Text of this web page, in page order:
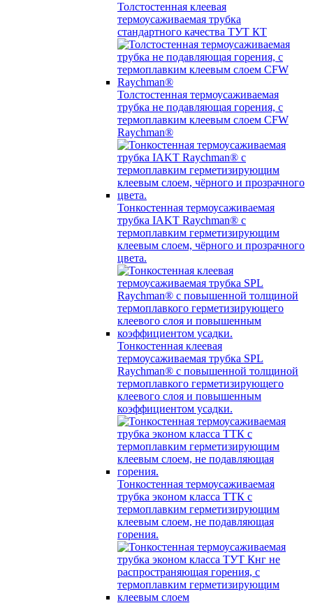
Толстостенная клеевая
термоусаживаемая трубка
стандартного качества ТУТ КТ
Толстостенная термоусаживаемая
трубка не подавляющая горения, с
термоплавким клеевым слоем CFW
Raychman®
Тонкостенная термоусаживаемая
трубка IAKT Raychman® с
термоплавким герметизирующим
клеевым слоем, чёрного и прозрачного
цвета.
Тонкостенная клеевая
термоусаживаемая трубка SPL
Raychman® с повышенной толщиной
термоплавкого герметизирующего
клеевого слоя и повышенным
коэффициентом усадки.
Тонкостенная термоусаживаемая
трубка эконом класса ТТК с
термоплавким герметизирующим
клеевым слоем, не подавляющая
горения.